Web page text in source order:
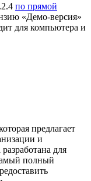
по прямой
«Демо-версия»
для компьютера и
предлагает
и
для
полный